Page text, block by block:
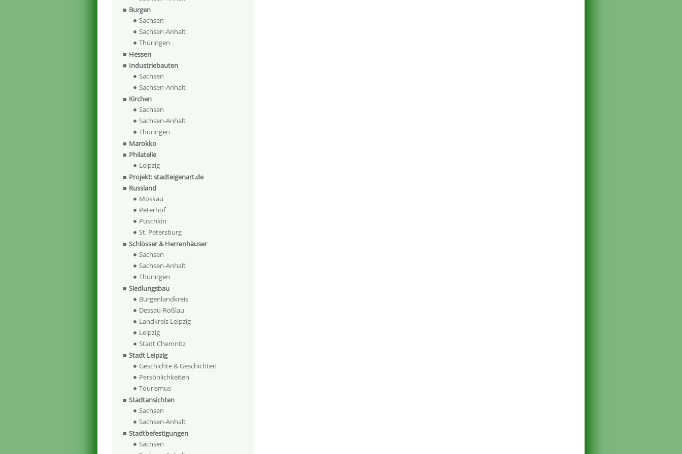
Burgen
Sachsen
Sachsen-Anhalt
Thüringen
Hessen
Industriebauten
Sachsen
Sachsen-Anhalt
Kirchen
Sachsen
Sachsen-Anhalt
Thüringen
Marokko
Philatelie
Leipzig
Projekt: stadteigenart.de
Russland
Moskau
Peterhof
Puschkin
St. Petersburg
Schlösser & Herrenhäuser
Sachsen
Sachsen-Anhalt
Thüringen
Siedlungsbau
Burgenlandkreis
Dessau-Roßlau
Landkreis Leipzig
Leipzig
Stadt Chemnitz
Stadt Leipzig
Geschichte & Geschichten
Persönlichkeiten
Tourismus
Stadtansichten
Sachsen
Sachsen-Anhalt
Stadtbefestigungen
Sachsen